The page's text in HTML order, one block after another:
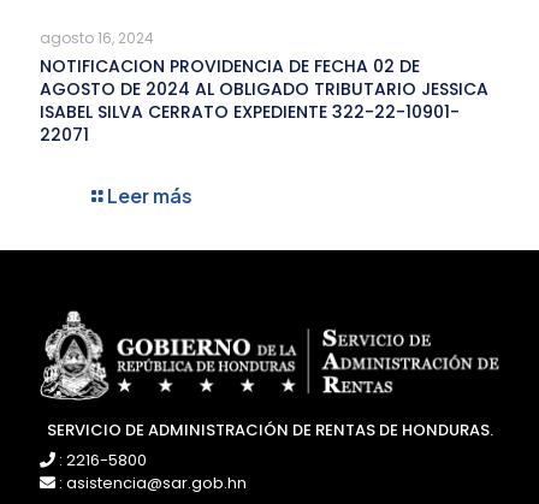
agosto 16, 2024
NOTIFICACION PROVIDENCIA DE FECHA 02 DE
AGOSTO DE 2024 AL OBLIGADO TRIBUTARIO JESSICA
ISABEL SILVA CERRATO EXPEDIENTE 322-22-10901-
22071
Leer más
SERVICIO DE ADMINISTRACIÓN DE RENTAS DE HONDURAS.
: 2216-5800
: asistencia@sar.gob.hn